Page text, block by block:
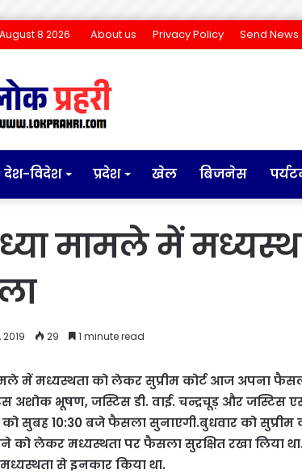
8 2026 About us Privacy Policy Send News
देश-विदेश प्रदेश खेल बिजनेस
मामले में
29 1 minute read
में मध्यस्थता को लेकर सुप्रीम कोर्ट आज अपना
अशोक भूषण, जस्टिस डी. वाई. चन्द्रचूड़ और जस्टिस
को सुबह 10:30 बजे फैसला सुनाएगी.बुधवार को सुप्रीम
को लेकर मध्यस्थता पर फैसला सुरक्षित रखा लिया
से इनकार किया था.